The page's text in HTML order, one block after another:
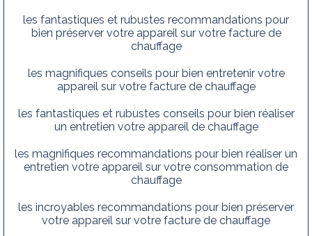
les fantastiques et rubustes recommandations pour
bien préserver votre appareil sur votre facture de
chauffage
les magnifiques conseils pour bien entretenir votre
appareil sur votre facture de chauffage
les fantastiques et rubustes conseils pour bien réaliser
un entretien votre appareil de chauffage
les magnifiques recommandations pour bien réaliser un
entretien votre appareil sur votre consommation de
chauffage
les incroyables recommandations pour bien préserver
votre appareil sur votre facture de chauffage